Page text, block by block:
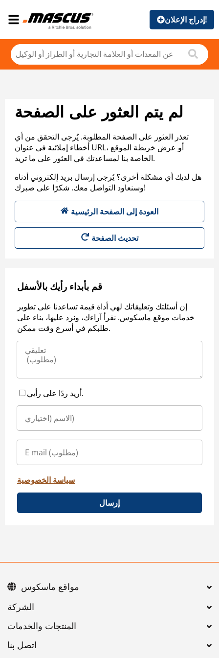
إدراج الإعلان!
لم يتم العثور على الصفحة
تعذر العثور على الصفحة المطلوبة. يُرجى التحقق من أي
أخطاء إملائية في عنوان URL، أو عرض خريطة الموقع
الخاصة بنا لمساعدتك في العثور على ما تريد.
هل لديك أي مشكلة أخرى؟ يُرجى إرسال بريد إلكتروني أدناه
وسنعاود التواصل معك. شكرًا على صبرك!
العودة إلى الصفحة الرئيسية
تحديث الصفحة
قم بأبداء رأيك بالأسفل
إن أسئلتك وتعليقاتك لهي أداة قيمة تساعدنا على تطوير
خدمات موقع ماسكوس. نقرأ آراءك، ونرد عليها، بناء على
طلبكم في أسرع وقت ممكن.
أريد ردًا على رأيي.
سياسة الخصوصية
إرسال
اتصل بنا
مواقع ماسكوس